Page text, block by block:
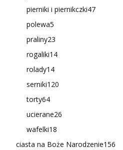
pierniki i piernikczki47
polewa5
praliny23
rogaliki14
rolady14
serniki120
torty64
ucierane26
wafelki18
ciasta na Boże Narodzenie156